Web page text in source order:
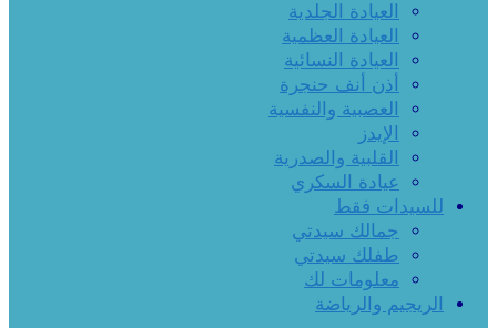
العيادة الجلدية
العيادة العظمية
العيادة النسائية
أذن أنف حنجرة
العصبية والنفسية
الإيدز
القلبية والصدرية
عيادة السكري
للسيدات فقط
جمالك سيدتي
طفلك سيدتي
معلومات لك
الريجيم والرياضة